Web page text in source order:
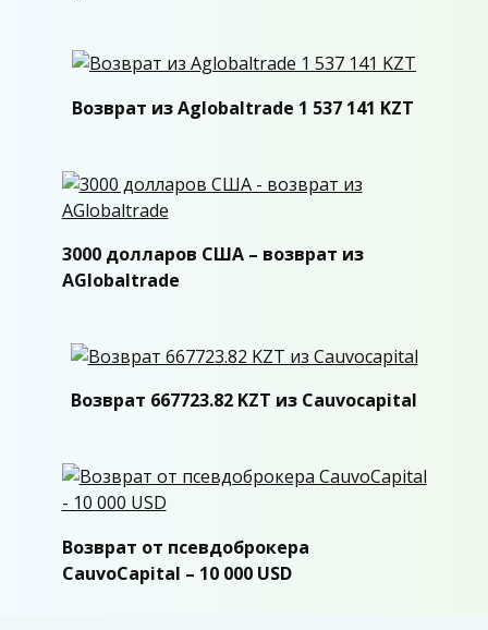
Возврат из Aglobaltrade 1 537 141 KZT
3000 долларов США – возврат из
AGlobaltrade
Возврат 667723.82 KZT из Cauvocapital
Возврат от псевдоброкера
CauvoCapital – 10 000 USD